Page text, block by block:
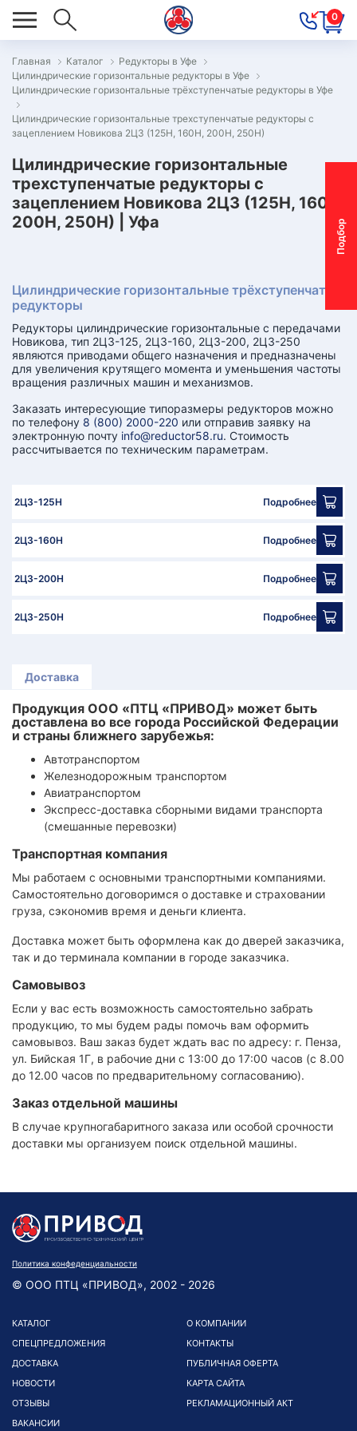
0
П
о
д
б
о
р
м
о
т
о
р
-
р
е
д
у
к
т
о
р
Главная Каталог
Редукторы в Уфе
Цилиндрические горизонтальные редукторы в Уфе
Цилиндрические горизонтальные трёхступенчатые редукторы в Уфе
Цилиндрические горизонтальные трехступенчатые редукторы с
зацеплением Новикова 2Ц3 (125Н, 160Н, 200Н, 250Н)
Цилиндрические горизонтальные
трехступенчатые редукторы с
зацеплением Новикова 2Ц3 (125Н, 160Н,
200Н, 250Н) | Уфа
Цилиндрические горизонтальные трёхступенчатые
редукторы
Редукторы цилиндрические горизонтальные с передачами
Новикова, тип 2Ц3-125, 2Ц3-160, 2Ц3-200, 2Ц3-250
являются приводами общего назначения и предназначены
для увеличения крутящего момента и уменьшения частоты
вращения различных машин и механизмов.
Заказать интересующие типоразмеры редукторов можно
по телефону 8 (800) 2000-220 или отправив заявку на
электронную почту info@reductor58.ru. Стоимость
рассчитывается по техническим параметрам.
2Ц3-125Н Подробнее
2Ц3-160Н Подробнее
2Ц3-200Н Подробнее
2Ц3-250Н Подробнее
Доставка
Продукция ООО «ПТЦ «ПРИВОД» может быть
доставлена во все города Российской Федерации
и страны ближнего зарубежья:
Автотранспортом
Железнодорожным транспортом
Авиатранспортом
Экспресс-доставка сборными видами транспорта
(смешанные перевозки)
Транспортная компания
Мы работаем с основными транспортными компаниями.
Самостоятельно договоримся о доставке и страховании
груза, сэкономив время и деньги клиента.
Доставка может быть оформлена как до дверей заказчика,
так и до терминала компании в городе заказчика.
Самовывоз
Если у вас есть возможность самостоятельно забрать
продукцию, то мы будем рады помочь вам оформить
самовывоз. Ваш заказ будет ждать вас по адресу: г. Пенза,
ул. Бийская 1Г, в рабочие дни с 13:00 до 17:00 часов (с 8.00
до 12.00 часов по предварительному согласованию).
Заказ отдельной машины
В случае крупногабаритного заказа или особой срочности
доставки мы организуем поиск отдельной машины.
Политика конфеденциальности
© ООО ПТЦ «ПРИВОД», 2002 - 2026
КАТАЛОГ
СПЕЦПРЕДЛОЖЕНИЯ
ДОСТАВКА
НОВОСТИ
ОТЗЫВЫ
ВАКАНСИИ
О КОМПАНИИ
КОНТАКТЫ
ПУБЛИЧНАЯ ОФЕРТА
КАРТА САЙТА
РЕКЛАМАЦИОННЫЙ АКТ